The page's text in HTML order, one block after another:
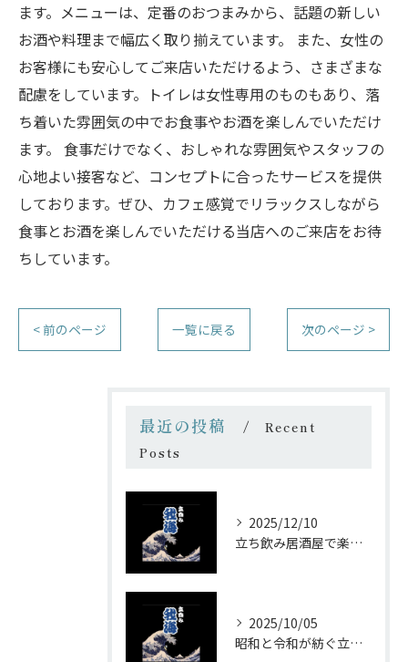
ます。メニューは、定番のおつまみから、話題の新しい
お酒や料理まで幅広く取り揃えています。 また、女性の
お客様にも安心してご来店いただけるよう、さまざまな
配慮をしています。トイレは女性専用のものもあり、落
ち着いた雰囲気の中でお食事やお酒を楽しんでいただけ
ます。 食事だけでなく、おしゃれな雰囲気やスタッフの
心地よい接客など、コンセプトに合ったサービスを提供
しております。ぜひ、カフェ感覚でリラックスしながら
食事とお酒を楽しんでいただける当店へのご来店をお待
ちしています。
< 前のページ 一覧に戻る 次のページ >
最近の投稿
Recent
Posts
2025/12/10
立ち飲み居酒屋で楽しむ昭和の懐かし空間と多彩なお酒
2025/10/05
昭和と令和が紡ぐ立ち飲みの味わい